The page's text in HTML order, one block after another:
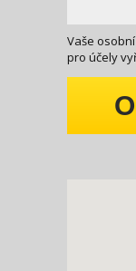
Vaše
pro účely